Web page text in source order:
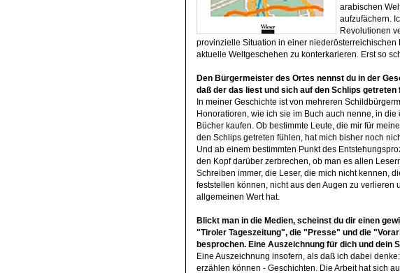
arabischen
aufzufächern.
Revolutionen
provinzielle Situation in einer niederösterreichischen
aktuelle Weltgeschehen zu konterkarieren. Erst so
Den Bürgermeister des Ortes nennst du in der
daß der das liest und sich auf den Schlips getreten
In meiner Geschichte ist von mehreren
Honoratioren, wie ich sie im Buch auch nenne, in
Bücher kaufen. Ob bestimmte Leute, die mir für
den Schlips getreten fühlen, hat mich bisher noch
Und ab einem bestimmten Punkt des
den Kopf darüber zerbrechen, ob man es allen
Schreiben immer, die Leser, die mich nicht kennen,
feststellen können, nicht aus den Augen zu verlieren
allgemeinen Wert hat.
Blickt man in die Medien, scheinst du dir einen
"Tiroler Tageszeitung", die "Presse" und die
besprochen. Eine Auszeichnung für dich und dein
Eine Auszeichnung insofern, als daß ich dabei
erzählen können - Geschichten. Die Arbeit hat sich